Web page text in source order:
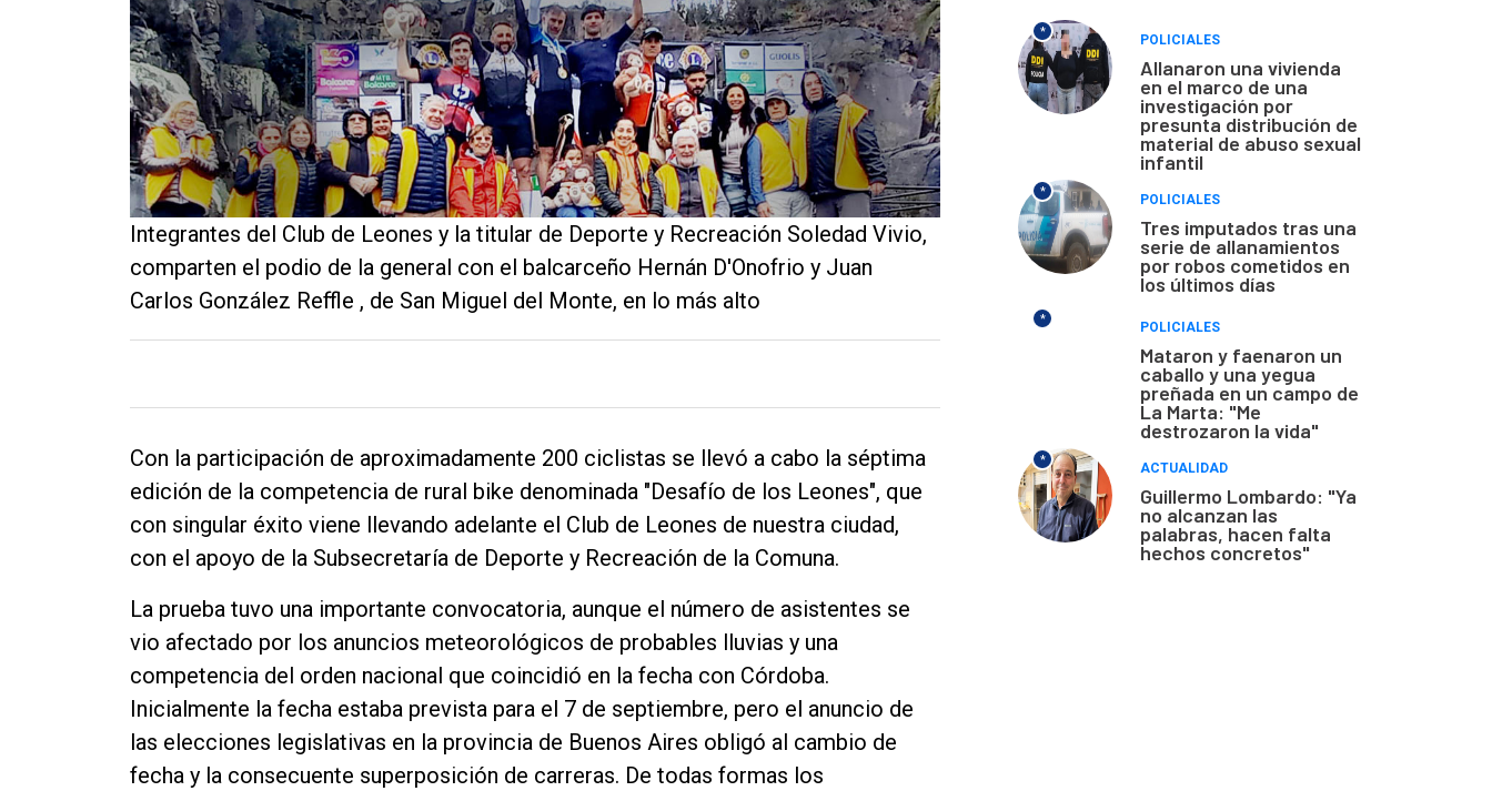
Empresa
Nosotros
Contacto
Integrantes del Club de Leones y la titular de Deporte y Recreación Soledad Vivio,
comparten el podio de la general con el balcarceño Hernán D'Onofrio y Juan
Carlos González Reffle , de San Miguel del Monte, en lo más alto
Con la participación de aproximadamente 200 ciclistas se llevó a cabo la séptima
edición de la competencia de rural bike denominada "Desafío de los Leones", que
con singular éxito viene llevando adelante el Club de Leones de nuestra ciudad,
con el apoyo de la Subsecretaría de Deporte y Recreación de la Comuna.
La prueba tuvo una importante convocatoria, aunque el número de asistentes se
vio afectado por los anuncios meteorológicos de probables lluvias y una
competencia del orden nacional que coincidió en la fecha con Córdoba.
Inicialmente la fecha estaba prevista para el 7 de septiembre, pero el anuncio de
las elecciones legislativas en la provincia de Buenos Aires obligó al cambio de
fecha y la consecuente superposición de carreras. De todas formas los
*
POLICIALES
Allanaron una vivienda
en el marco de una
investigación por
presunta distribución de
material de abuso sexual
infantil
*
POLICIALES
Tres imputados tras una
serie de allanamientos
por robos cometidos en
los últimos días
*
POLICIALES
Mataron y faenaron un
caballo y una yegua
preñada en un campo de
La Marta: "Me
destrozaron la vida"
*
ACTUALIDAD
Guillermo Lombardo: "Ya
no alcanzan las
palabras, hacen falta
hechos concretos"